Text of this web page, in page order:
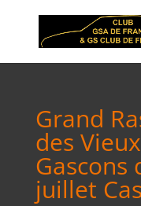
Grand
des
Gascons
juillet